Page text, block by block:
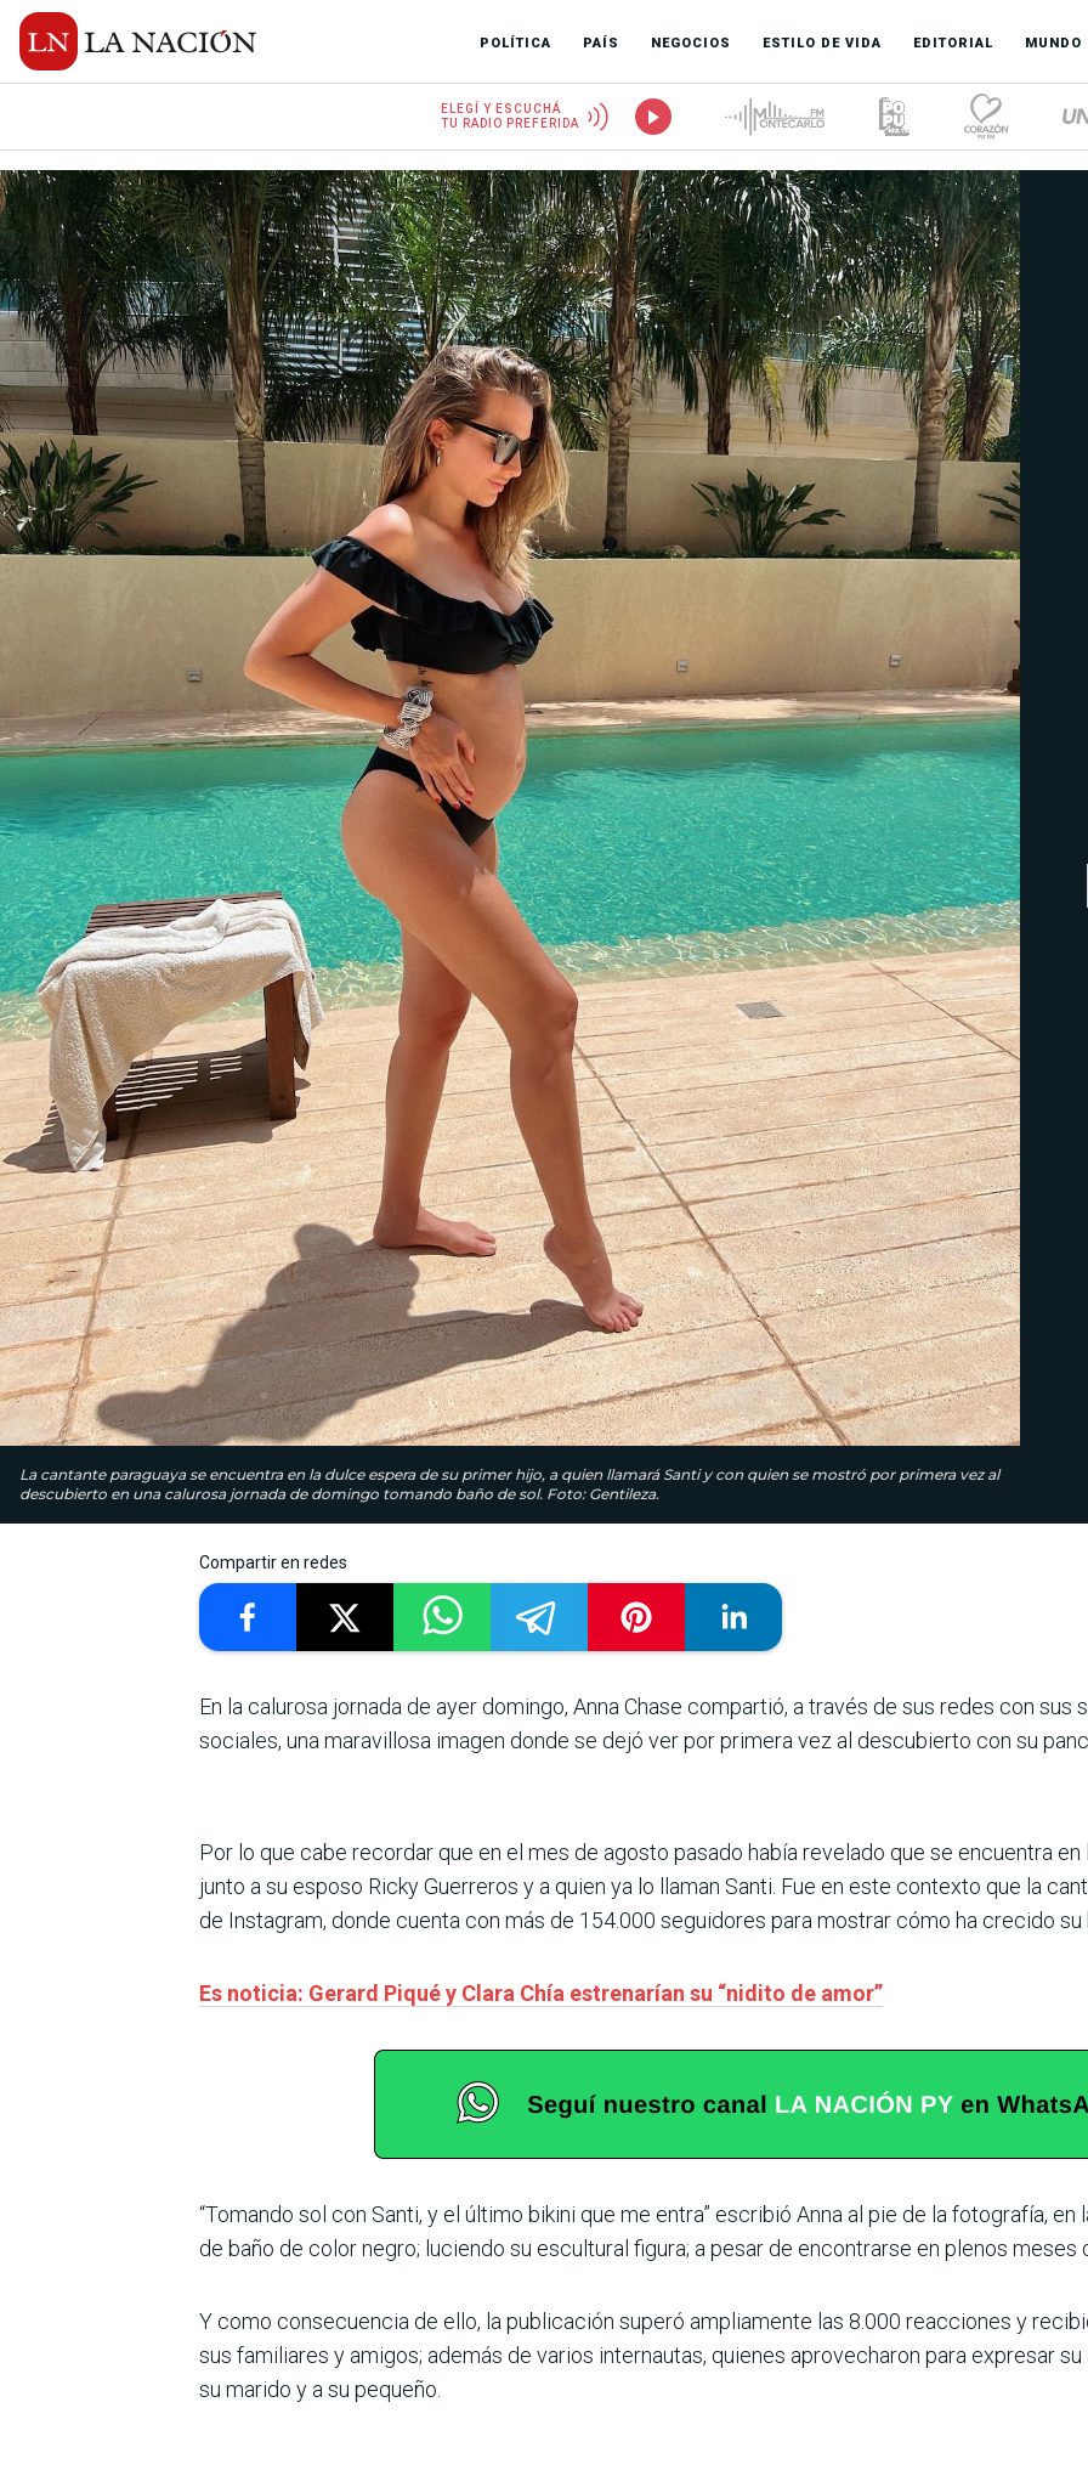
POLÍTICA PAÍS NEGOCIOS ESTILO DE VIDA EDITORIAL MUNDO
ELEGÍ Y ESCUCHÁ
TU RADIO PREFERIDA
La cantante paraguaya se encuentra en la dulce espera de su primer hijo, a quien llamará Santi y con quien se mostró por primera vez al
descubierto en una calurosa jornada de domingo tomando baño de sol. Foto: Gentileza.
Compartir en redes
En la calurosa jornada de ayer domingo, Anna Chase compartió, a través de sus redes con sus
sociales, una maravillosa imagen donde se dejó ver por primera vez al descubierto con su
Por lo que cabe recordar que en el mes de agosto pasado había revelado que se encuentra
junto a su esposo Ricky Guerreros y a quien ya lo llaman Santi. Fue en este contexto que la
de Instagram, donde cuenta con más de 154.000 seguidores para mostrar cómo ha crecido
Es noticia: Gerard Piqué y Clara Chía estrenarían su “nidito de amor”
“Tomando sol con Santi, y el último bikini que me entra” escribió Anna al pie de la fotografía,
de baño de color negro; luciendo su escultural figura; a pesar de encontrarse en plenos meses
Y como consecuencia de ello, la publicación superó ampliamente las 8.000 reacciones y
sus familiares y amigos; además de varios internautas, quienes aprovecharon para expresar
su marido y a su pequeño.